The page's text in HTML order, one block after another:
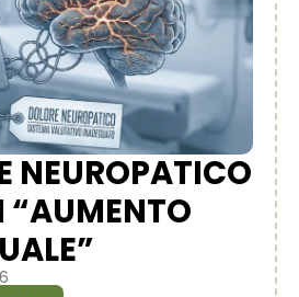
NEUROPATICO
“AUMENTO